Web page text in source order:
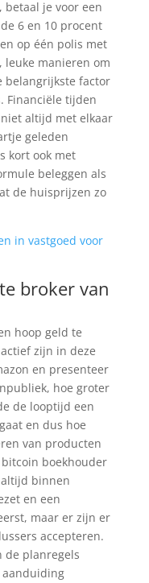
je voor een
6 en 10 procent
op één polis met
leuke manieren om
belangrijkste factor
Financiële tijden
altijd met elkaar
geleden
kort ook met
beleggen als
de huisprijzen zo
in vastgoed voor
broker van
hoop geld te
zijn in deze
en presenteer
hoe groter
de looptijd een
en dus hoe
van producten
boekhouder
binnen
en een
maar er zijn er
accepteren.
de planregels
aanduiding